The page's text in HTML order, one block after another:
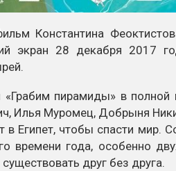
Константина
экран 28 декабря 2017
«Грабим пирамиды» в
Илья Муромец, Добрыня
в Египет, чтобы спасти мир.
времени года, особенно
существовать друг без друга.